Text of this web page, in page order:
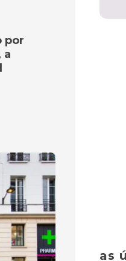
por
a
as